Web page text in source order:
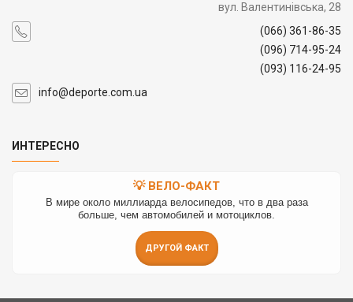
вул. Валентинівська, 28
(066) 361-86-35
(096) 714-95-24
(093) 116-24-95
info@deporte.com.ua
ИНТЕРЕСНО
💡 ВЕЛО-ФАКТ
В мире около миллиарда велосипедов, что в два раза
больше, чем автомобилей и мотоциклов.
ДРУГОЙ ФАКТ